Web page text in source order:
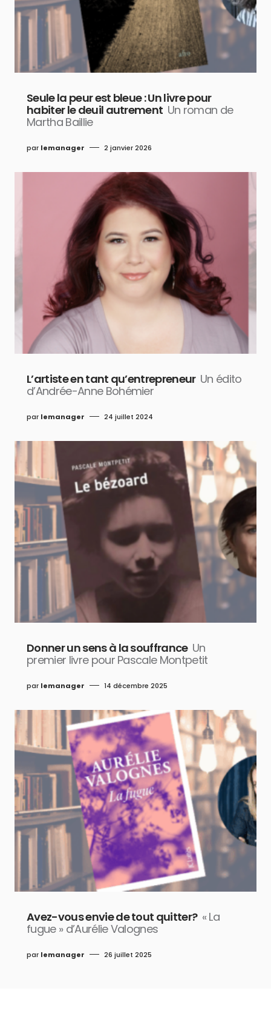
Seule la peur est bleue : Un livre pour
habiter le deuil autrement Un roman de
Martha Baillie
par lemanager 2 janvier 2026
L’artiste en tant qu’entrepreneur Un édito
d’Andrée-Anne Bohémier
par lemanager 24 juillet 2024
Donner un sens à la souffrance Un
premier livre pour Pascale Montpetit
par lemanager 14 décembre 2025
Avez-vous envie de tout quitter? « La
fugue » d’Aurélie Valognes
par lemanager 26 juillet 2025